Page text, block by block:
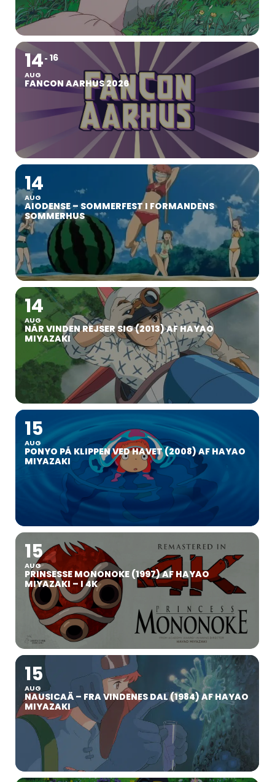
14
AUG
16
FANCON AARHUS 2026
14
AUG
AIODENSE – SOMMERFEST I FORMANDENS
SOMMERHUS
14
AUG
NÅR VINDEN REJSER SIG (2013) AF HAYAO
MIYAZAKI
15
AUG
PONYO PÅ KLIPPEN VED HAVET (2008) AF HAYAO
MIYAZAKI
15
AUG
PRINSESSE MONONOKE (1997) AF HAYAO
MIYAZAKI – I 4K
15
AUG
NAUSICAÄ – FRA VINDENES DAL (1984) AF HAYAO
MIYAZAKI